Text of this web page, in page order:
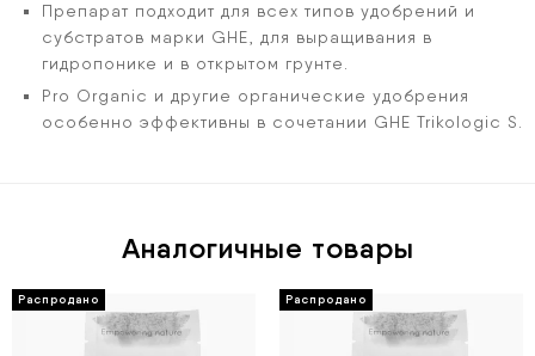
Препарат подходит для всех типов удобрений и
субстратов марки GHE, для выращивания в
гидропонике и в открытом грунте.
Pro Organic и другие органические удобрения
особенно эффективны в сочетании GHE Trikologic S.
Аналогичные товары